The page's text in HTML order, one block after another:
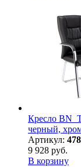
Кресло
черный,
Артикул:
9 928 руб.
В корзину